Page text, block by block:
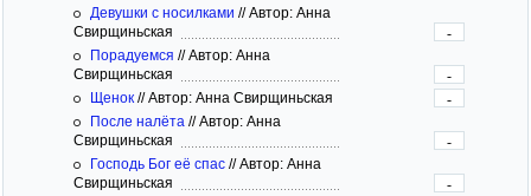
Девушки с носилками //Автор: Анна
Свирщиньская
-
Порадуемся //Автор: Анна
Свирщиньская
-
Щенок //Автор: Анна Свирщиньская
-
После налёта //Автор: Анна
Свирщиньская
-
Господь Бог её спас //Автор: Анна
Свирщиньская
-